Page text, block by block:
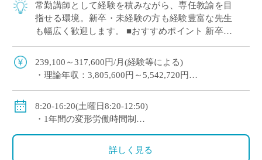
常勤講師として経験を積みながら、専任教諭を目
指せる環境。新卒・未経験の方も経験豊富な先生
も幅広く歓迎します。 ■おすすめポイント 新卒・
安に専任教諭への登用チャンスあり 京 […]
239,100～317,600円/月(経験等による)
・理論年収：3,805,600円～5,542,720円
◇手当：各種有(例：担任手当30,800～34,200円/月)
◇保険：私学共済、雇用保険、労災保険
8:20-16:20(土曜日8:20-12:50)
・1年間の変形労働時間制
詳しく見る